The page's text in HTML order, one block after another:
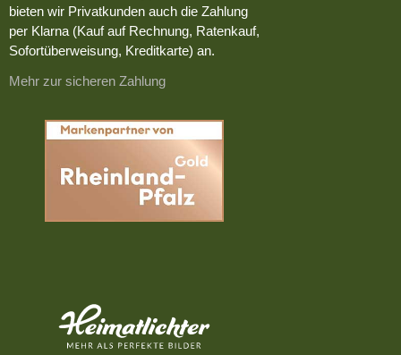
bieten wir Privatkunden auch die Zahlung
per Klarna (Kauf auf Rechnung, Ratenkauf,
Sofortüberweisung, Kreditkarte) an.
Mehr zur sicheren Zahlung